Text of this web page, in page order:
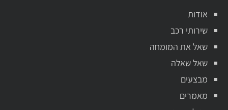
אודות
שירותי רכב
שאל את המומחה
שאל שאלה
מבצעים
מאמרים